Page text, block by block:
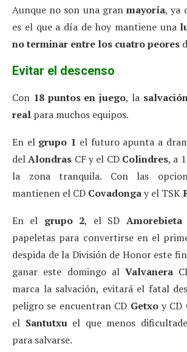
Aunque no son una granmayoría, ya
es el que a día de hoy mantiene una
no terminar entre los cuatro peores
Evitar el descenso
Con 18 puntos en juego, la
real para muchos equipos.
En el grupo 1 el futuro apunta a
delAlondras CF y el CD Colindres, a
la zona tranquila. Con las
mantienen el CD Covadongay el TSK
En el grupo 2, el SD Amorebieta
papeletas para convertirse en el
despida de la División de Honor este
ganar este domingo al Valvanera
marca la salvación, evitará el fatal
peligro se encuentran CD Getxoy CD
el Santutxuel que menos
para salvarse.